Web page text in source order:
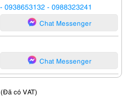
- 0938653132 - 0988323241
Chat Messenger
Chat Messenger
(Đã có VAT)